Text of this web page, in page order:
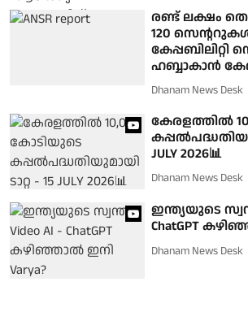
രണ്ട് ലക്ഷം
120
ഹബ്ബാകാൻ
Dhanam News Desk
കേരളത്തില്‍
JULY 2026📊
Dhanam News Desk
ഇന്ത്യയുടെ
ChatGPT
Dhanam News Desk